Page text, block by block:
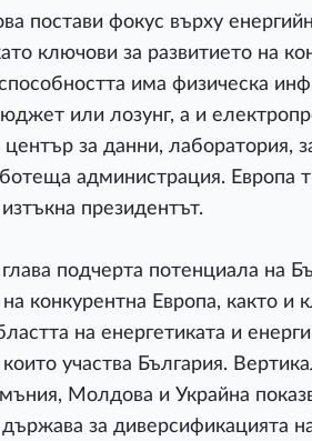
постави фокус върху
ключови за развитието на
има физическа
или лозунг, а и
за данни, лаборатория,
администрация. Европа
изтъкна президентът.
подчерта потенциала на
конкурентна Европа, както и
на енергетиката и
участва България.
Молдова и Украйна
за диверсификацията